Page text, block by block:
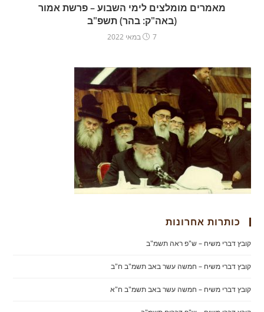
מאמרים מומלצים לימי השבוע – פרשת אמור
(באה"ק: בהר) תשפ"ב
7 במאי 2022
כותרות אחרונות
קובץ דברי משיח – ש"פ ראה תשמ"ב
קובץ דברי משיח – חמשה עשר באב תשמ"ב ח"ב
קובץ דברי משיח – חמשה עשר באב תשמ"ב ח"א